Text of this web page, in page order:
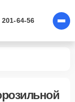
201-64-56